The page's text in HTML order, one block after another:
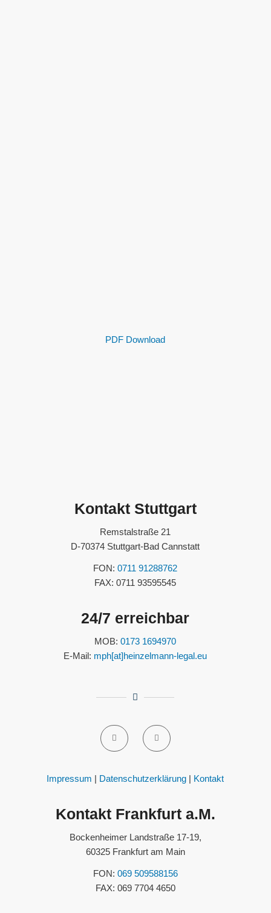
PDF Download
Kontakt Stuttgart
Remstalstraße 21
D-70374 Stuttgart-Bad Cannstatt
FON:0711 91288762
FAX: 0711 93595545
24/7 erreichbar
MOB:0173 1694970
E-Mail: mph[at]heinzelmann-legal.eu
Impressum | Datenschutzerklärung | Kontakt
Kontakt Frankfurt a.M.
Bockenheimer Landstraße 17-19,
60325 Frankfurt am Main
FON: 069 509588156
FAX: 069 7704 4650